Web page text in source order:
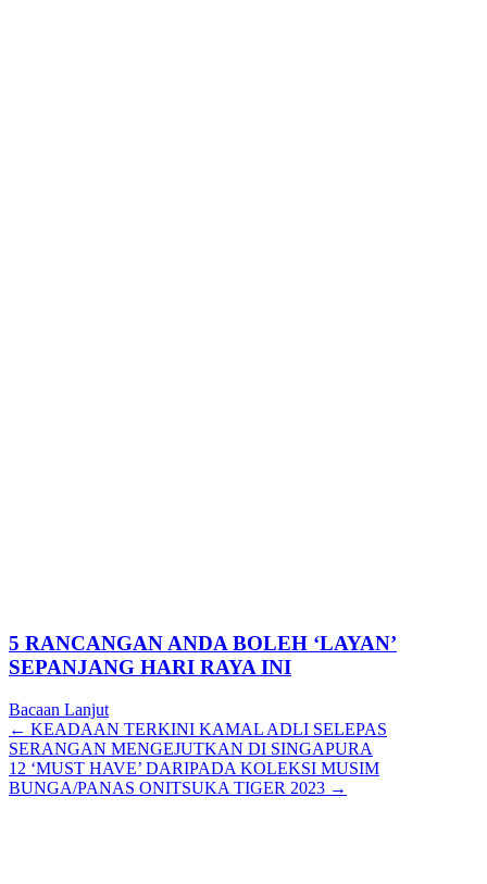
5 RANCANGAN ANDA BOLEH ‘LAYAN’
SEPANJANG HARI RAYA INI
Bacaan Lanjut
Posts
navigation
← KEADAAN TERKINI KAMAL ADLI SELEPAS
SERANGAN MENGEJUTKAN DI SINGAPURA
12 ‘MUST HAVE’ DARIPADA KOLEKSI MUSIM
BUNGA/PANAS ONITSUKA TIGER 2023 →